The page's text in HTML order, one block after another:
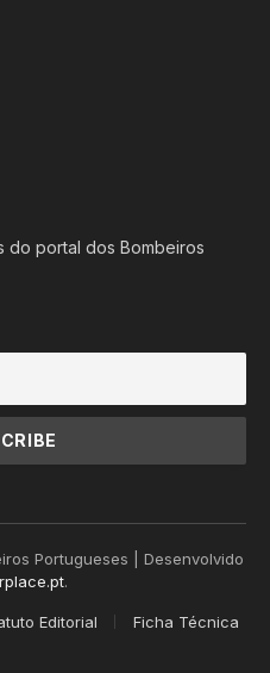
do portal dos Bombeiros
Portugueses | Desenvolvido
.
Editorial Ficha Técnica